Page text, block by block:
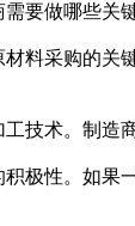
要做哪些关
料采购的
技术。制
极性。如